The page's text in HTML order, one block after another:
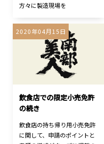
方々に製造現場を
2020年04月15日
飲食店での限定小売免許
の続き
飲食店の持ち帰り用小売免許
に関して、申請のポイントと